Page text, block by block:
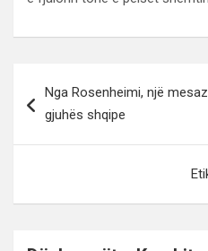
te
Nga Rosenheimi, një
gjuhës shqipe